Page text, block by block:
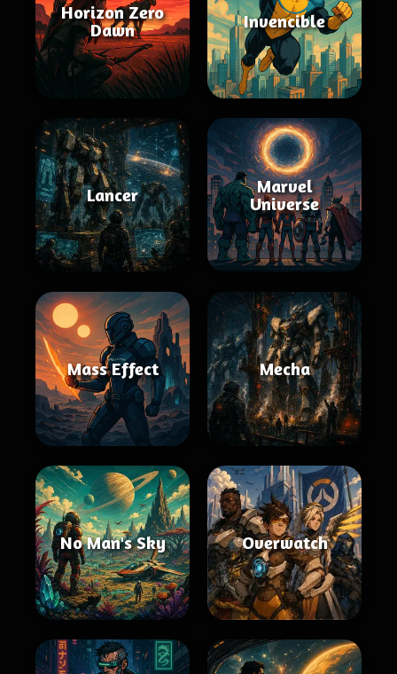
Horizon Zero
Dawn
Invencible
Lancer
Marvel
Universe
Mass Effect Mecha
No Man's Sky Overwatch